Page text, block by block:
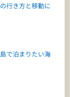
行き方と移動に
で泊まりたい海